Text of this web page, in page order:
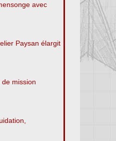
avec
Paysan élargit
de mission